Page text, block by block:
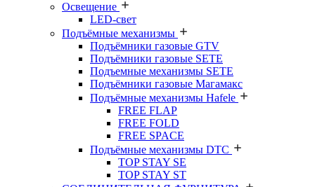
Освещение
LED-свет
Подъёмные механизмы
Подъёмники газовые GTV
Подъёмники газовые SETE
Подъемные механизмы SETE
Подъёмники газовые Магамакс
Подъёмные механизмы Hafele
FREE FLAP
FREE FOLD
FREE SPACE
Подъёмные механизмы DTC
TOP STAY SE
TOP STAY ST